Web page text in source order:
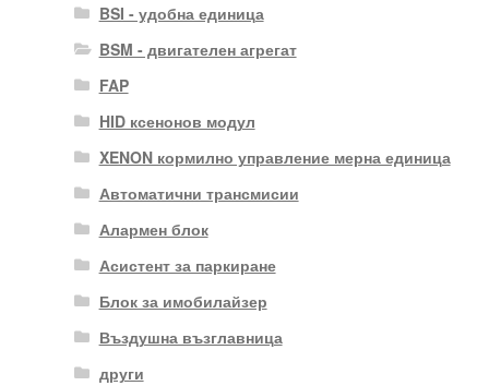
BSI - удобна единица
BSM - двигателен агрегат
FAP
HID ксенонов модул
XENON кормилно управление мерна единица
Автоматични трансмисии
Алармен блок
Асистент за паркиране
Блок за имобилайзер
Въздушна възглавница
други